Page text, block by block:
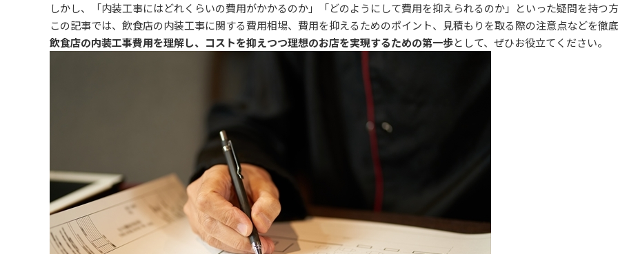
しかし、「内装工事にはどれくらいの費用がかかるのか」「どのようにして費用を抑えられるのか」といった疑問を持つ
この記事では、飲食店の内装工事に関する費用相場、費用を抑えるためのポイント、見積もりを取る際の注意点などを徹
飲食店の内装工事費用を理解し、コストを抑えつつ理想のお店を実現するための第一歩として、ぜひお役立てください。